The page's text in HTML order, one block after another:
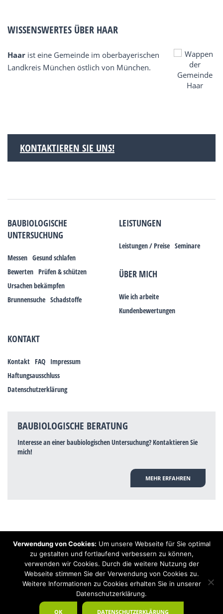
WISSENSWERTES ÜBER HAAR
Haar ist eine Gemeinde im oberbayerischen
Landkreis München östlich von München.
KONTAKTIEREN SIE UNS!
BAUBIOLOGISCHE
UNTERSUCHUNG
Messen Gesund schlafen
Bewerten Prüfen & schützen
Ursachen bekämpfen
Brunnensuche Schadstoffe
LEISTUNGEN
Leistungen / Preise Seminare
ÜBER MICH
Wie ich arbeite
Kundenbewertungen
KONTAKT
Kontakt FAQ Impressum
Haftungsausschluss
Datenschutzerklärung
BAUBIOLOGISCHE BERATUNG
Interesse an einer baubiologischen Untersuchung? Kontaktieren Sie
mich!
MEHR ERFAHREN
Hinweis: Trotz zahlreicher Studien, die einen Zusammenhang zwischen
Elektrosmog und gesundheitlichen Problemen aufzeigen, ist es von der
praktischen Schulmedizin bisher wissenschaftlich nicht anerkannt, dass
Elektrosmog und Erdstrahlen gesundheitliche Auswirkungen haben können.
Ähnliches galt auch über Jahrzehnte für die Akkupunktur und die
Homöopathie. Sie suchen einen Baubiologen? Baubiologe Baldermnn - Ihr
Spezialist für gesunden Schlaf!
Verwendung von Cookies: Um unsere Webseite für Sie optimal
zu gestalten und fortlaufend verbessern zu können,
verwenden wir Cookies. Durch die weitere Nutzung der
Webseite stimmen Sie der Verwendung von Cookies zu.
Weitere Informationen zu Cookies erhalten Sie in unserer
Datenschutzerklärung.
OK DATENSCHUTZERKLÄRUNG